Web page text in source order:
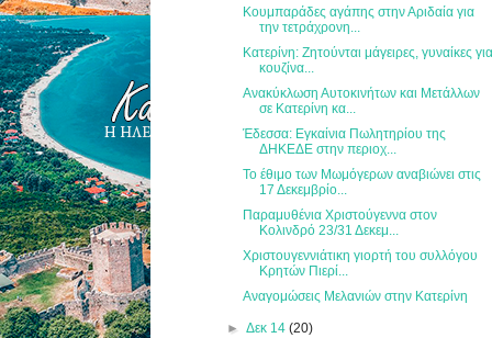
Κουμπαράδες αγάπης στην Αριδαία για
την τετράχρονη...
Κατερίνη: Ζητούνται μάγειρες, γυναίκες
κουζίνα...
Ανακύκλωση Αυτοκινήτων και Μετάλλων
σε Κατερίνη κα...
Έδεσσα: Εγκαίνια Πωλητηρίου της
ΔΗΚΕΔΕ στην περιοχ...
Το έθιμο των Μωμόγερων αναβιώνει στις
17 Δεκεμβρίο...
Παραμυθένια Χριστούγεννα στον
Κολινδρό 23/31 Δεκεμ...
Χριστουγεννιάτικη γιορτή του συλλόγου
Κρητών Πιερί...
Αναγομώσεις Μελανιών στην Κατερίνη
► Δεκ 14 (20)